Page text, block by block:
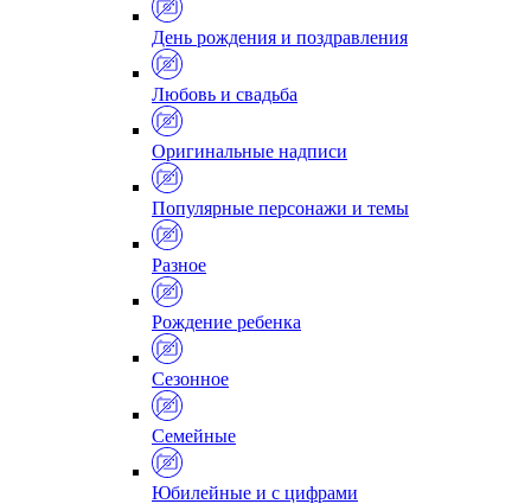
День рождения и поздравления
Любовь и свадьба
Оригинальные надписи
Популярные персонажи и темы
Разное
Рождение ребенка
Сезонное
Семейные
Юбилейные и с цифрами